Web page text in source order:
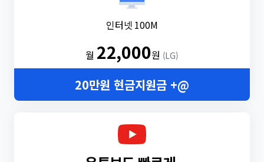
인터넷 100M
월 22,000원 (LG)
20만원 현금지원금 +@